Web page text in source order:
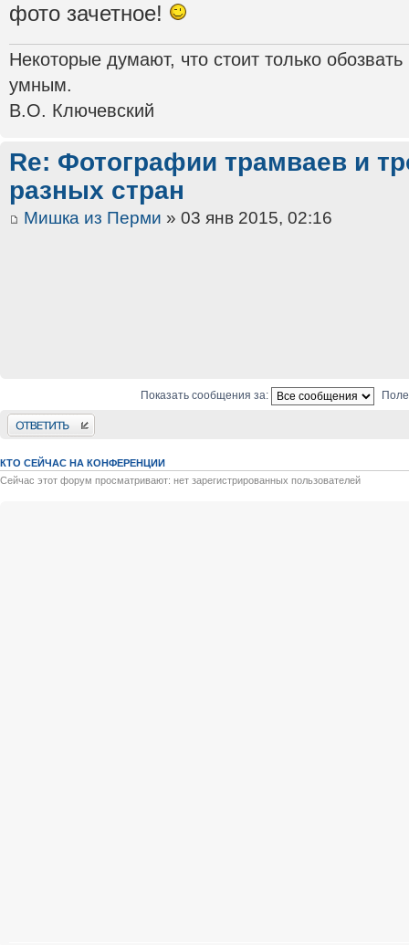
фото зачетное!
Некоторые думают, что стоит только
умным.
В.О. Ключевский
Re: Фотографии трамваев и
разных стран
Мишка из Перми » 03 янв 2015, 02:16
Показать сообщения за:
Ответить
КТО СЕЙЧАС НА КОНФЕРЕНЦИИ
Сейчас этот форум просматривают: нет зарегистрированных пользователей